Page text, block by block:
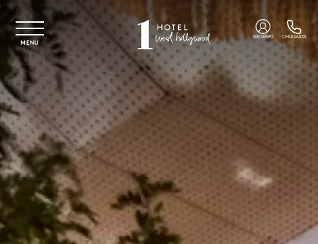
Vai al contenuto principale
MENU
MEMBRI CHIAMATA